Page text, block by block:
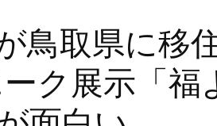
鳥取県に移
ク展示「福